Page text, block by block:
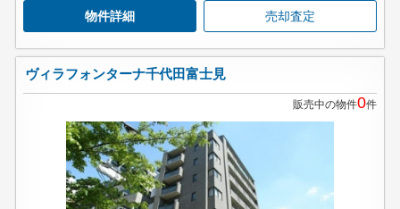
物件詳細 売却査定
ヴィラフォンターナ千代田富士見
販売中の物件0件